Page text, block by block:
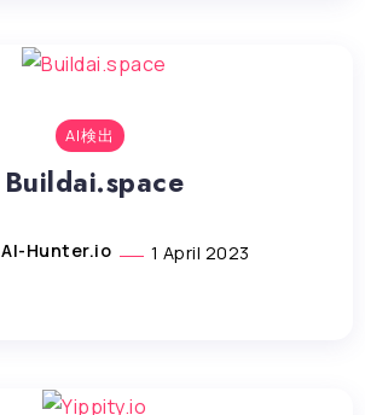
AI検出
Buildai.space
AI-Hunter.io 1 April 2023